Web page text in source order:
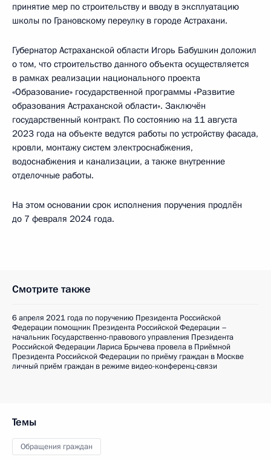
принятие мер по строительству и вводу в эксплуатацию
школы по Грановскому переулку в городе Астрахани.
Губернатор Астраханской области Игорь Бабушкин доложил
о том, что строительство данного объекта осуществляется
в рамках реализации национального проекта
«Образование» государственной программы «Развитие
образования Астраханской области». Заключён
государственный контракт. По состоянию на 11 августа
2023 года на объекте ведутся работы по устройству фасада,
кровли, монтажу систем электроснабжения,
водоснабжения и канализации, а также внутренние
отделочные работы.
На этом основании срок исполнения поручения продлён
до 7 февраля 2024 года.
Смотрите также
6 апреля 2021 года по поручению Президента Российской
Федерации помощник Президента Российской Федерации –
начальник Государственно-правового управления Президента
Российской Федерации Лариса Брычева провела в Приёмной
Президента Российской Федерации по приёму граждан в Москве
личный приём граждан в режиме видео-конференц-связи
Темы
Обращения граждан